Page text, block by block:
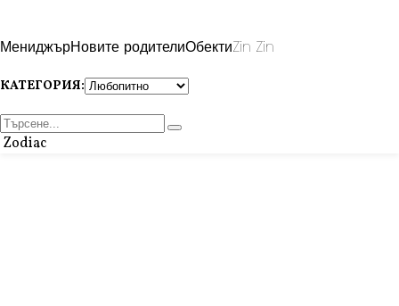
МениджърНовите родителиОбектиZin Zin
КАТЕГОРИЯ:
Zodiac